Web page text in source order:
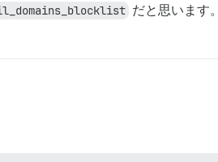
だと思います。